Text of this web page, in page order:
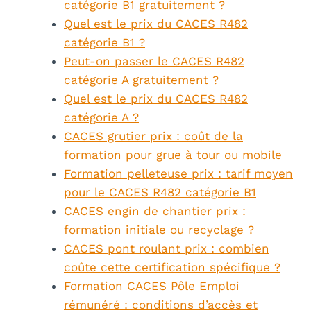
catégorie B1 gratuitement ?
Quel est le prix du CACES R482
catégorie B1 ?
Peut-on passer le CACES R482
catégorie A gratuitement ?
Quel est le prix du CACES R482
catégorie A ?
CACES grutier prix : coût de la
formation pour grue à tour ou mobile
Formation pelleteuse prix : tarif moyen
pour le CACES R482 catégorie B1
CACES engin de chantier prix :
formation initiale ou recyclage ?
CACES pont roulant prix : combien
coûte cette certification spécifique ?
Formation CACES Pôle Emploi
rémunéré : conditions d’accès et